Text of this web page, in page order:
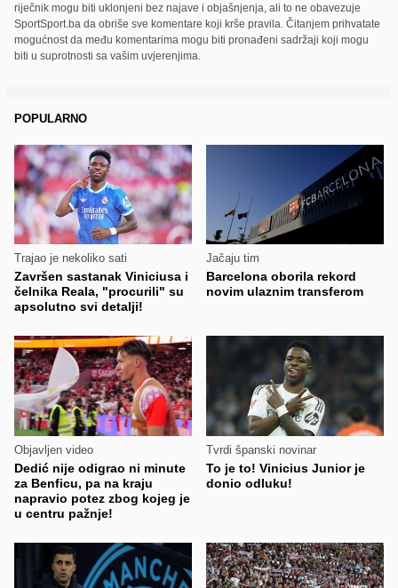
riječnik mogu biti uklonjeni bez najave i objašnjenja, ali to ne obavezuje
SportSport.ba da obriše sve komentare koji krše pravila. Čitanjem prihvatate
mogućnost da među komentarima mogu biti pronađeni sadržaji koji mogu
biti u suprotnosti sa vašim uvjerenjima.
POPULARNO
Trajao je nekoliko sati
Završen sastanak Viniciusa i
čelnika Reala, "procurili" su
apsolutno svi detalji!
Jačaju tim
Barcelona oborila rekord
novim ulaznim transferom
Objavljen video
Dedić nije odigrao ni minute
za Benficu, pa na kraju
napravio potez zbog kojeg je
u centru pažnje!
Tvrdi španski novinar
To je to! Vinicius Junior je
donio odluku!